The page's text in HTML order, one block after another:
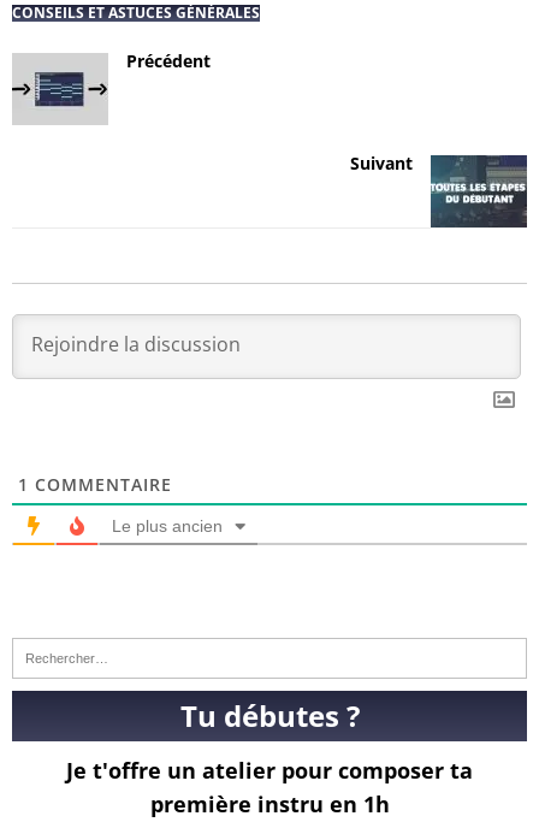
CONSEILS ET ASTUCES GÉNÉRALES
Précédent
Suivant
1 COMMENTAIRE
Le plus ancien
Tu débutes ?
Je t'offre un atelier pour composer ta
première instru en 1h